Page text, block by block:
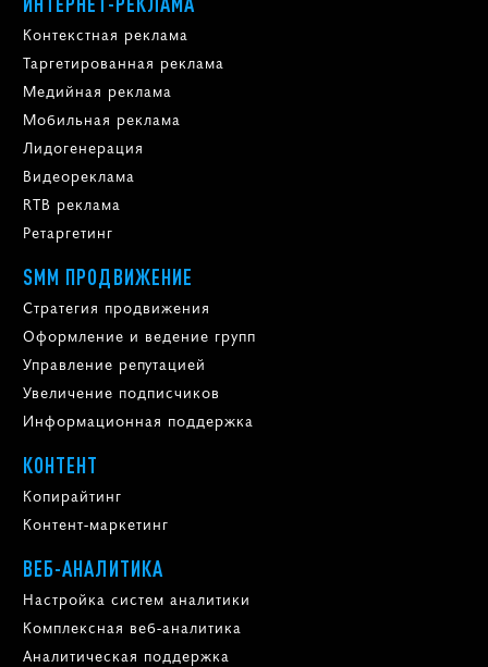
Контекстная реклама
Таргетированная реклама
Медийная реклама
Мобильная реклама
Лидогенерация
Видеореклама
RTB реклама
Ретаргетинг
SMM ПРОДВИЖЕНИЕ
Стратегия продвижения
Оформление и ведение групп
Управление репутацией
Увеличение подписчиков
Информационная поддержка
КОНТЕНТ
Копирайтинг
Контент-маркетинг
ВЕБ-АНАЛИТИКА
Настройка систем аналитики
Комплексная веб-аналитика
Аналитическая поддержка